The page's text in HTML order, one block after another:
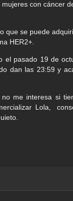
con cáncer
que se puede
HER2+.
pasado 19 de
dan las 23:59 y
me interesa si
Lola,